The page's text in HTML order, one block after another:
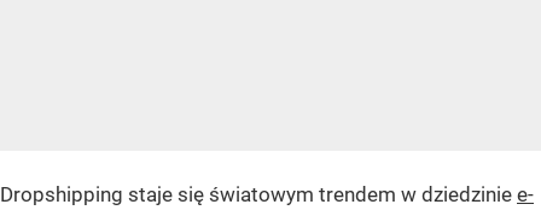
Dropshipping staje się światowym trendem w dziedzinie e-